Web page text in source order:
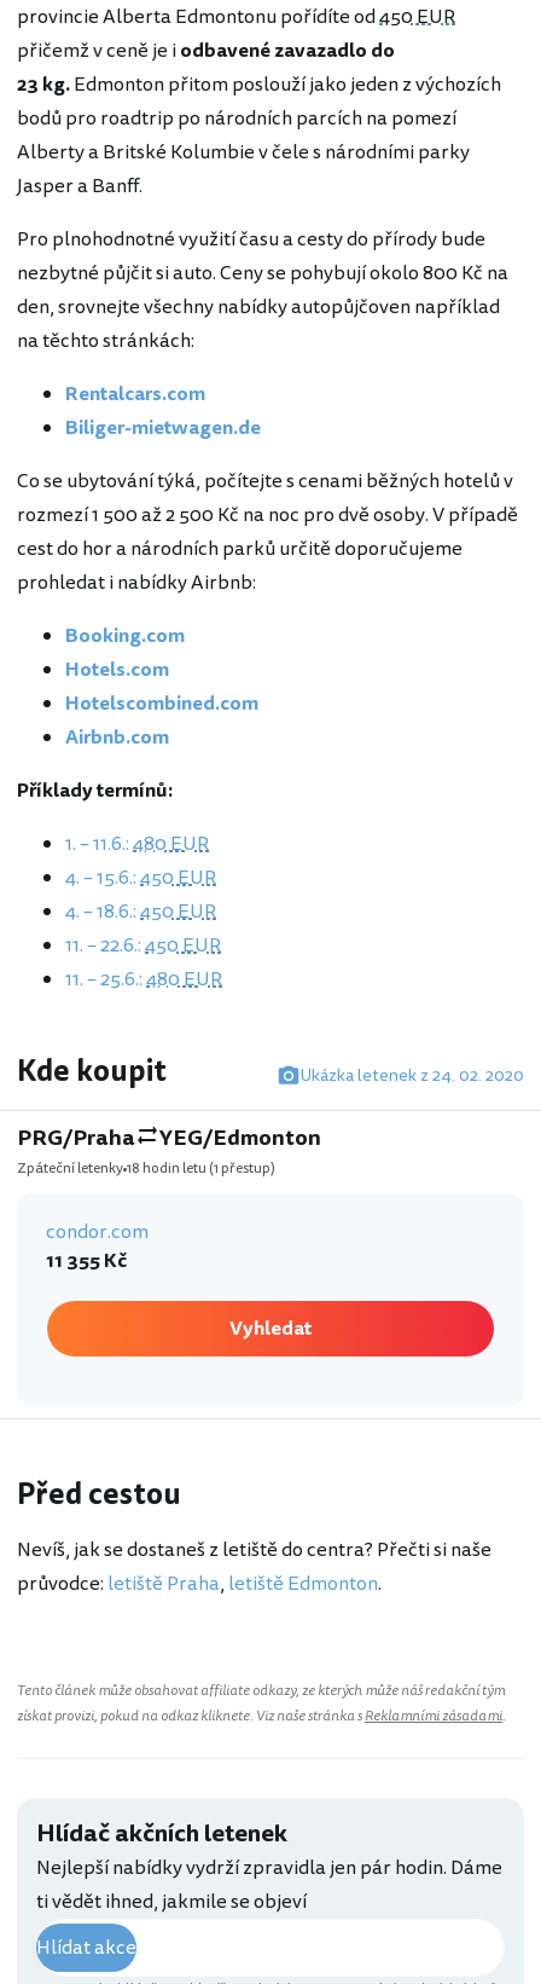
provincie Alberta Edmontonu pořídíte od450 EUR
přičemž v ceně je iodbavené zavazadlo do
23 kg.Edmonton přitom poslouží jako jeden z výchozích
bodů pro roadtrip po národních parcích na pomezí
Alberty a Britské Kolumbie v čele s národními parky
Jasper a Banff.
Pro plnohodnotné využití času a cesty do přírody bude
nezbytné půjčit si auto. Ceny se pohybují okolo 800 Kč na
den, srovnejte všechny nabídky autopůjčoven například
na těchto stránkách:
Rentalcars.com
Biliger-mietwagen.de
Co se ubytování týká, počítejte s cenami běžných hotelů v
rozmezí 1 500 až 2 500 Kč na noc pro dvě osoby. V případě
cest do hor a národních parků určitě doporučujeme
prohledat i nabídky Airbnb:
Booking.com
Hotels.com
Hotelscombined.com
Airbnb.com
Příklady termínů:
1. – 11.6.:480 EUR
4. – 15.6.:450 EUR
4. – 18.6.:450 EUR
11. – 22.6.:450 EUR
11. – 25.6.:480 EUR
Kde koupit Ukázka letenek z 24. 02. 2020
PRG/Praha YEG/Edmonton
Zpáteční letenky18 hodin letu (1 přestup)
condor.com
11 355 Kč
Vyhledat
Před cestou
Nevíš, jak se dostaneš z letiště do centra? Přečti si naše
průvodce: letiště Praha, letiště Edmonton.
Tento článek může obsahovat affiliate odkazy, ze kterých může náš redakční tým
získat provizi, pokud na odkaz kliknete. Viz naše stránka sReklamními zásadami.
Hlídač akčních letenek
Nejlepší nabídky vydrží zpravidla jen pár hodin. Dáme
ti vědět ihned, jakmile se objeví
Hlídat akce